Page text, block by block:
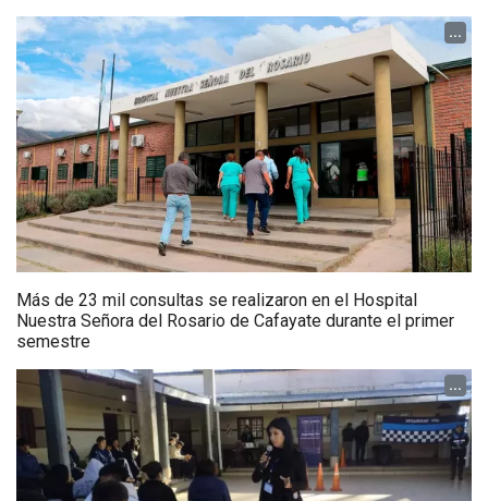
...
Más de 23 mil consultas se realizaron en el Hospital
Nuestra Señora del Rosario de Cafayate durante el primer
semestre
...